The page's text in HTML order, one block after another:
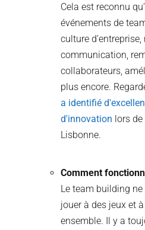
Cela est reconnu
événements de
culture
communication,
collaborateurs,
plus encore.
a identifié
d'innovation lors
Lisbonne.
Comment
Le team building
jouer à des jeux et
ensemble. Il y a